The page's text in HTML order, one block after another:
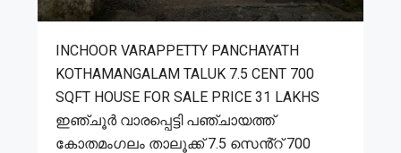
INCHOOR VARAPPETTY PANCHAYATH
KOTHAMANGALAM TALUK 7.5 CENT 700
SQFT HOUSE FOR SALE PRICE 31 LAKHS
ഇഞ്ചൂർ വാരപ്പെട്ടി പഞ്ചായത്ത്
കോതമംഗലം താലൂക്ക് 7.5 സെൻ്റ് 700